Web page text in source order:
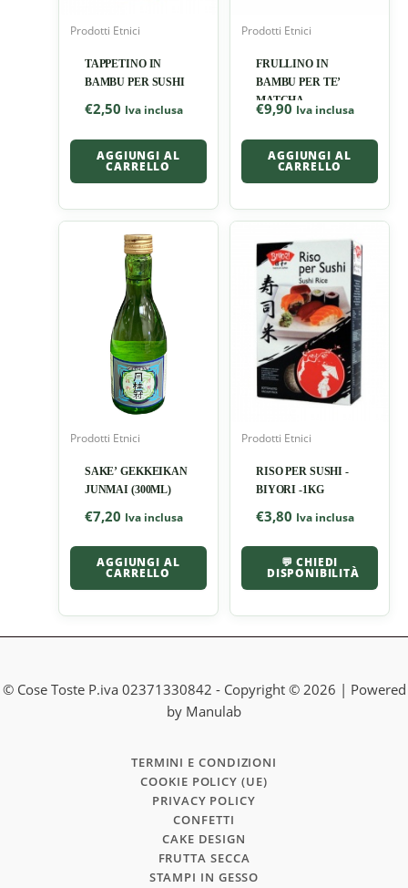
Prodotti Etnici
TAPPETINO IN
BAMBU PER SUSHI
€2,50 Iva inclusa
AGGIUNGI AL
CARRELLO
Prodotti Etnici
FRULLINO IN
BAMBU PER TE’
MATCHA
€9,90 Iva inclusa
AGGIUNGI AL
CARRELLO
Prodotti Etnici
SAKE’ GEKKEIKAN
JUNMAI (300ML)
€7,20 Iva inclusa
AGGIUNGI AL
CARRELLO
Prodotti Etnici
RISO PER SUSHI -
BIYORI -1KG
€3,80 Iva inclusa
💬 CHIEDI
DISPONIBILITÀ
© Cose Toste P.iva 02371330842 - Copyright © 2026 | Powered
by Manulab
TERMINI E CONDIZIONI
COOKIE POLICY (UE)
PRIVACY POLICY
CONFETTI
CAKE DESIGN
FRUTTA SECCA
STAMPI IN GESSO